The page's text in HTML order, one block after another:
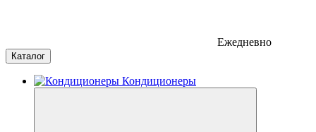
Ежедневно
Каталог
Кондиционеры